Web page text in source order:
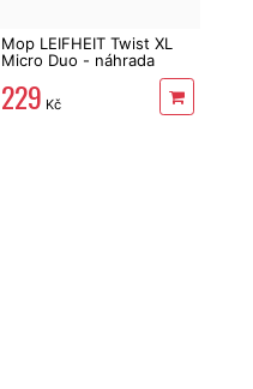
Mop LEIFHEIT Twist XL
Micro Duo - náhrada
229 Kč